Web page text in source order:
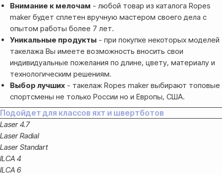
Внимание к мелочам - любой товар из каталога Ropes
maker будет сплетен вручную мастером своего дела с
опытом работы более 7 лет.
Уникальные продукты - при покупке некоторых моделей
такелажа Вы имеете возможность вносить свои
индивидуальные пожелания по длине, цвету, материалу и
технологическим решениям.
Выбор лучших - такелаж Ropes maker выбирают топовые
спортсмены не только России но и Европы, США.
Подойдет для классов яхт и швертботов
Laser 4.7
Laser Radial
Laser Standart
ILCA 4
ILCA 6
Банковской картой системы,
либо другим безналичным
переводом
Оформление и отправка заказа
осуществляется
после полной предоплаты